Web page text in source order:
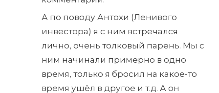
А по поводу Антохи (Ленивого
инвестора) я с ним встречался
лично, очень толковый парень. Мы с
ним начинали примерно в одно
время, только я бросил на какое-то
время ушёл в другое и т.д. А он